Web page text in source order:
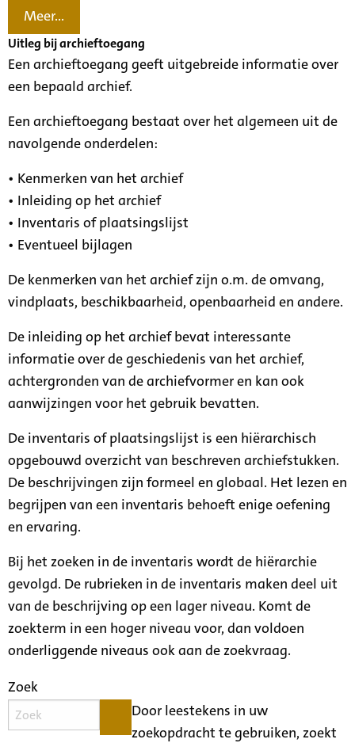
Meer...
Uitleg bij archieftoegang
Een archieftoegang geeft uitgebreide informatie over
een bepaald archief.
Een archieftoegang bestaat over het algemeen uit de
navolgende onderdelen:
• Kenmerken van het archief
• Inleiding op het archief
• Inventaris of plaatsingslijst
• Eventueel bijlagen
De kenmerken van het archief zijn o.m. de omvang,
vindplaats, beschikbaarheid, openbaarheid en andere.
De inleiding op het archief bevat interessante
informatie over de geschiedenis van het archief,
achtergronden van de archiefvormer en kan ook
aanwijzingen voor het gebruik bevatten.
De inventaris of plaatsingslijst is een hiërarchisch
opgebouwd overzicht van beschreven archiefstukken.
De beschrijvingen zijn formeel en globaal. Het lezen en
begrijpen van een inventaris behoeft enige oefening
en ervaring.
Bij het zoeken in de inventaris wordt de hiërarchie
gevolgd. De rubrieken in de inventaris maken deel uit
van de beschrijving op een lager niveau. Komt de
zoekterm in een hoger niveau voor, dan voldoen
onderliggende niveaus ook aan de zoekvraag.
Zoek
Door leestekens in uw
zoekopdracht te gebruiken, zoekt